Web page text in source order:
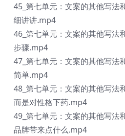
45_第七单元：文案的其他写法
细讲讲.mp4
46_第七单元：文案的其他写法
步骤.mp4
47_第七单元：文案的其他写法
简单.mp4
48_第七单元：文案的其他写法
而是对性格下药.mp4
49_第七单元：文案的其他写法
品牌带来点什么.mp4